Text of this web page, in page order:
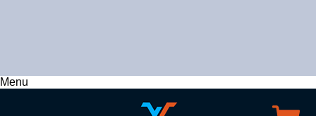
Menu